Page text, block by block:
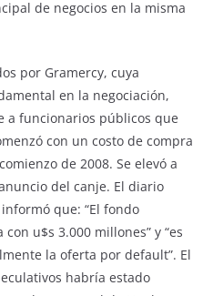
de negocios en la misma
por Gramercy, cuya
en la negociación,
a funcionarios públicos que
con un costo de compra
de 2008. Se elevó a
del canje. El diario
que: “El fondo
u$s 3.000 millones” y “es
la oferta por default”. El
habría estado